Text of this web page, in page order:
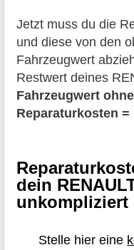
Jetzt muss du die
und diese von den
Fahrzeugwert
Restwert deines
Fahrzeugwert
Reparaturkosten
dein
unkompliziert
Stelle hier eine